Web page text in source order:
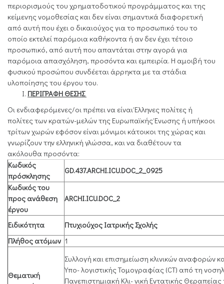
περιορισμούς του χρηματοδοτικού προγράμματος και της
κείμενης νομοθεσίας και δεν είναι σημαντικά διαφορετική
από αυτή που έχει ο δικαιούχος για το προσωπικό του το
οποίο εκτελεί παρόμοια καθήκοντα ή αν δεν έχει τέτοιο
προσωπικό, από αυτή που απαντάται στην αγορά για
παρόμοια απασχόληση, προσόντα και εμπειρία. Η αμοιβή του
φυσικού προσώπου συνδέεται άρρηκτα με τα στάδια
υλοποίησης του έργου του.
ΠΕΡΙΓΡΑΦΗ ΘΕΣΗΣ
Οι ενδιαφερόμενες/οι πρέπει να είναι Έλληνες πολίτες ή
πολίτες των κρατών-μελών της Ευρωπαϊκής Ένωσης ή υπήκοοι
τρίτων χωρών εφόσον είναι μόνιμοι κάτοικοι της χώρας και
γνωρίζουν την ελληνική γλώσσα, και να διαθέτουν τα
ακόλουθα προσόντα:
Κωδικός
πρόσκλησης
GD.437.ARCHI.ICU.DOC_2_0925
Κωδικός του
προς ανάθεση
έργου
ARCHI.ICU.DOC_2
Ειδικότητα
Πτυχιούχος Ιατρικής Σχολής
Πλήθος ατόμων 1
Θεματική
Συλλογή και επισημείωση κλινικών αναφορών
Υπο- λογιστικής Τομογραφίας (CT) από τη
Πανεπιστημιακή Κλι- νική Εντατικής